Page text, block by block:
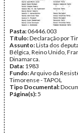
Pasta:06446.003
Título:Declaração por
Assunto:Lista dos
Bélgica, Reino Unido,
Dinamarca.
Data: 1983
Fundo:Arquivo da
Timorense - TAPOL
Tipo Documental:
Página(s):5